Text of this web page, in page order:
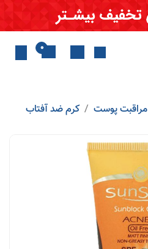
0
مراقبت پوست کرم ضد آفتاب